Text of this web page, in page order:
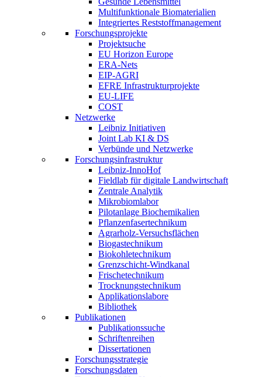
Multifunktionale Biomaterialien
Integriertes Reststoffmanagement
Forschungsprojekte
Projektsuche
EU Horizon Europe
ERA-Nets
EIP-AGRI
EFRE Infrastrukturprojekte
EU-LIFE
COST
Netzwerke
Leibniz Initiativen
Joint Lab KI & DS
Verbünde und Netzwerke
Forschungsinfrastruktur
Leibniz-InnoHof
Fieldlab für digitale Landwirtschaft
Zentrale Analytik
Mikrobiomlabor
Pilotanlage Biochemikalien
Pflanzenfasertechnikum
Agrarholz-Versuchsflächen
Biogastechnikum
Biokohletechnikum
Grenzschicht-Windkanal
Frischetechnikum
Trocknungstechnikum
Applikationslabore
Bibliothek
Publikationen
Publikationssuche
Schriftenreihen
Dissertationen
Forschungsstrategie
Forschungsdaten